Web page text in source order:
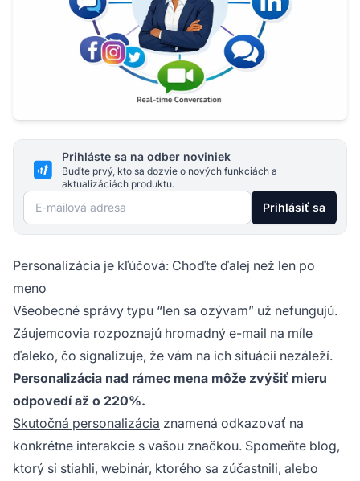
Prihláste sa na odber noviniek
Buďte prvý, kto sa dozvie o nových funkciách a
aktualizáciách produktu.
E-mailová adresa Prihlásiť sa
Personalizácia je kľúčová: Choďte ďalej než len po
meno
Všeobecné správy typu “len sa ozývam” už nefungujú.
Záujemcovia rozpoznajú hromadný e-mail na míle
ďaleko, čo signalizuje, že vám na ich situácii nezáleží.
Personalizácia nad rámec mena môže zvýšiť mieru
odpovedí až o 220%.
Skutočná personalizácia znamená odkazovať na
konkrétne interakcie s vašou značkou. Spomeňte blog,
ktorý si stiahli, webinár, ktorého sa zúčastnili, alebo